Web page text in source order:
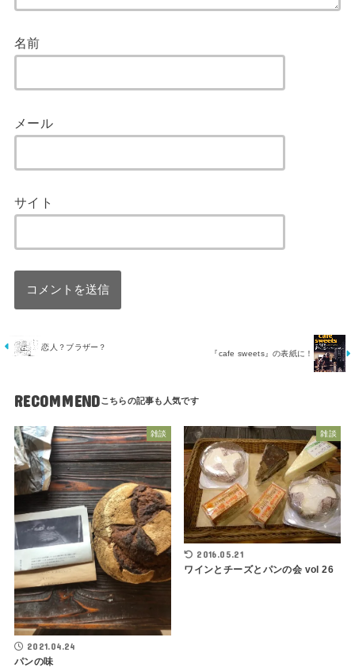
名前
メール
サイト
恋人？ブラザー？
『cafe sweets』の表紙に！
RECOMMEND
雑談
2021.04.24
パンの味
雑談
2016.05.21
ワインとチーズとパンの会 vol 26